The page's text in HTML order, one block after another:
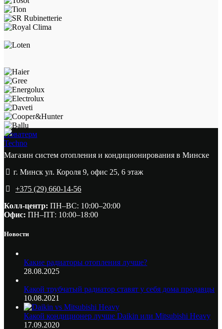
Новатерм
Techno
Магазин систем отопления и кондиционирования в Минске
г. Минск ул. Короля 9, офис 25, 6 этаж
+375 (29) 660-14-56
Колл-центр: ПН–ВС: 10:00–20:00​
Офис: ПН–ПТ: 10:00–18:00
Новости
Какие радиаторы отопления лучше?
28.08.2025
Какой трубчатый радиатор ставят у себя дома продавцы
10.08.2021
Какой кондиционер лучше Daikin или Mitsubishi Heavy
17.09.2020